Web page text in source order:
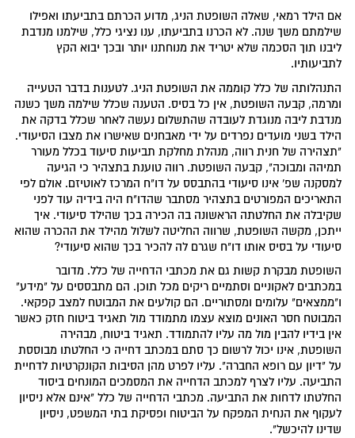
אם הילד רמאי, שאלה השופטת הניג, מדוע הכרתם בתביעתו ואפילו
שילמתם משך שנה. לא הכרנו בתביעתו, ענו נציגי כלל, שילמנו מנדבת
ליבנו תוך הסכמה שלא יטריד את מנוחתנו יותר ובכך יבוא הקץ
לתביעותיו.
התנהלותה של כלל קוממה את השופטת הניג. לטענות בדבר הטעייה
ומרמה, קבעה השופטת, אין כל בסיס. הטענה שכלל שילמה משך כשנה
מנדבת ליבה מנוגדת לעובדה שהתשלום נעשה לאחר שכלל בדקה את
הילד בשני מועדים נפרדים על ידי מאבחנים שאישרו את מצבו הסיעודי.
"תצהירה של חנית רווה, מנהלת מחלקת תביעות סיעוד בכלל מעורר
תמיהה ומבוכה", קבעה השופטת. רווה טוענת בתצהיר כי הגיעה
למסקנה שפ' אינו סיעודי בהתבסס על דו"ח המרכז לאוטיזם. אולם לפי
התאריכים המפורטים בתצהיר מסתבר שהדו"ח היה בידיה עוד לפני
שקיבלה את החלטתה הראשונה בה הכירה בכך שהילד סיעודי. איך
ייתכן, מקשה השופטת, שרווה החליטה לשלול מהילד את ההכרה שהוא
סיעודי על בסיס אותו דו"ח שגרם לה להכיר בכך שהוא סיעודי?
השופטת מבקרת קשות גם את מכתבי הדחייה של כלל. מדובר
במכתבים לאקוניים וסתמיים ריקים מכל תוכן. הם מתבססים על "מידע"
ו"ממצאים" עלומים ומסתוריים. הם קולעים את המבוטח למצב קפקאי.
המבוטח חסר האונים מוצא עצמו מתמודד מול תאגיד ביטוח חזק כאשר
אין בידיו להבין מול מה עליו להתמודד. תאגיד ביטוח, מבהירה
השופטת, אינו יכול לרשום כך סתם במכתב דחייה כי החלטתו מבוססת
על "דיון עם רופא החברה". עליו לפרט מהן הסיבות הקונקרטיות לדחיית
התביעה. עליו לצרף למכתב הדחייה את המסמכים המונחים ביסוד
החלטתו לדחות את התביעה. מכתבי הדחייה של כלל "אינם אלא ניסיון
לעקוף את הנחית המפקח על הביטוח ופסיקת בתי המשפט, ניסיון
שדינו להיכשל".